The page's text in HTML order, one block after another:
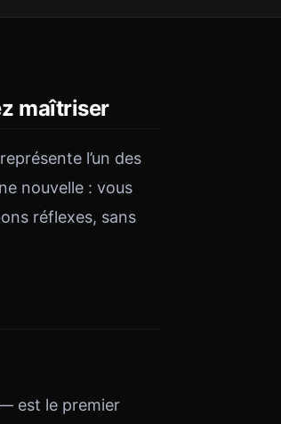
maîtriser
l’un des
nouvelle : vous
réflexes, sans
est le premier